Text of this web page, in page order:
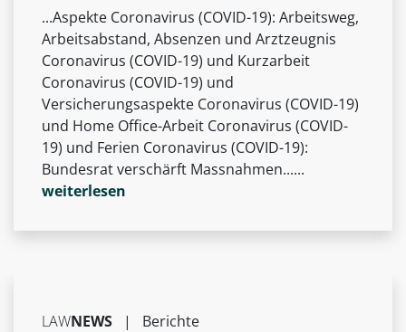
...Aspekte Coronavirus (COVID-19): Arbeitsweg,
Arbeitsabstand, Absenzen und Arztzeugnis
Coronavirus (COVID-19) und Kurzarbeit
Coronavirus (COVID-19) und
Versicherungsaspekte Coronavirus (COVID-19)
und Home Office-Arbeit Coronavirus (COVID-
19) und Ferien Coronavirus (COVID-19):
Bundesrat verschärft Massnahmen......
weiterlesen
LAWNEWS | Berichte